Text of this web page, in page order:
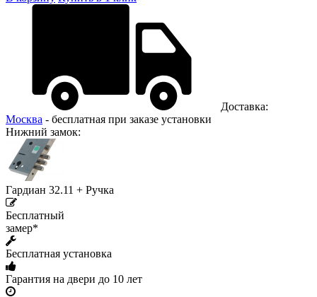
Доставка:
Москва - бесплатная при заказе установки
Нижний замок:
Гардиан 32.11 + Ручка
Бесплатный
замер*
Бесплатная установка
Гарантия на двери до 10 лет